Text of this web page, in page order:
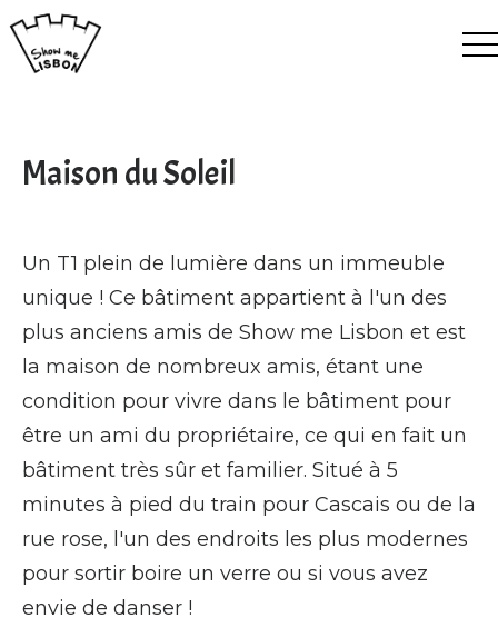
Maison du Soleil
Un T1 plein de lumière dans un immeuble
unique ! Ce bâtiment appartient à l'un des
plus anciens amis de Show me Lisbon et est
la maison de nombreux amis, étant une
condition pour vivre dans le bâtiment pour
être un ami du propriétaire, ce qui en fait un
bâtiment très sûr et familier. Situé à 5
minutes à pied du train pour Cascais ou de la
rue rose, l'un des endroits les plus modernes
pour sortir boire un verre ou si vous avez
envie de danser !